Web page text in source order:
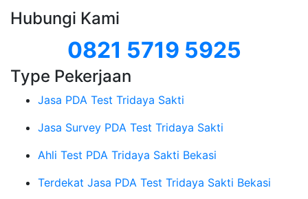
Hubungi Kami
0821 5719 5925
Type Pekerjaan
Jasa PDA Test Tridaya Sakti
Jasa Survey PDA Test Tridaya Sakti
Ahli Test PDA Tridaya Sakti Bekasi
Terdekat Jasa PDA Test Tridaya Sakti Bekasi